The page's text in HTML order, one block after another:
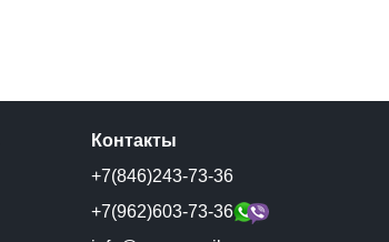
Контакты
+7(846)243-73-36
+7(962)603-73-36